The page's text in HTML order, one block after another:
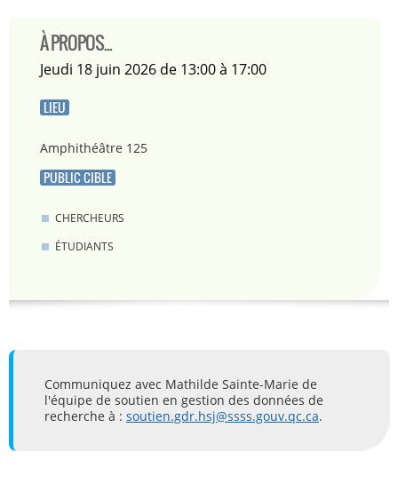
À PROPOS...
jeudi 18 juin 2026 de 13:00 à 17:00
LIEU
Amphithéâtre 125
PUBLIC CIBLE
CHERCHEURS
ÉTUDIANTS
Communiquez avec Mathilde Sainte-Marie de
l'équipe de soutien en gestion des données de
recherche à : soutien.gdr.hsj@ssss.gouv.qc.ca.